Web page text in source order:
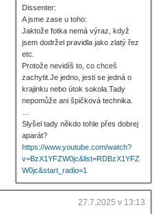
Dissenter:
A jsme zase u toho:
Jaktože fotka nemá výraz, když
jsem dodržel pravidla jako zlatý řez
etc.
Protože nevidíš to, co chceš
zachytit.Je jedno, jesti se jedná o
krajinku nebo útok sokola.Tady
nepomůže ani špičková technika.
Slyšel tady někdo tohle přes dobrej
aparát?
https://www.youtube.com/watch?
v=BzX1YFZW0jc&list=RDBzX1YFZ
W0jc&start_radio=1
27.7.2025 v 13:13